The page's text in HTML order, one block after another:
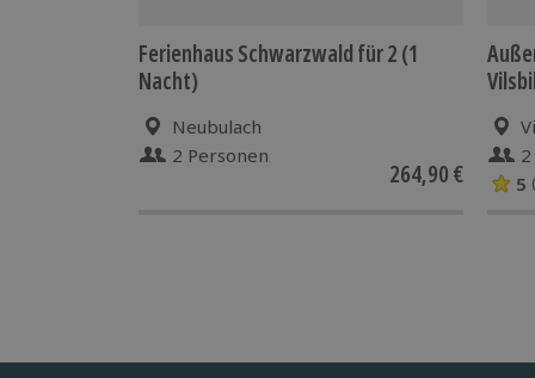
Ferienhaus Schwarzwald für 2 (1
Nacht)
Neubulach
2 Personen
264,90 €
5